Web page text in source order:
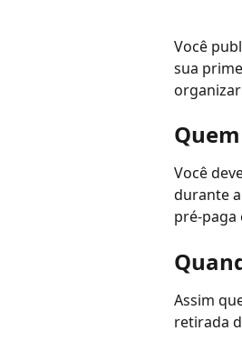
Você
sua
Você
durante
pré-paga
Assim
retirada